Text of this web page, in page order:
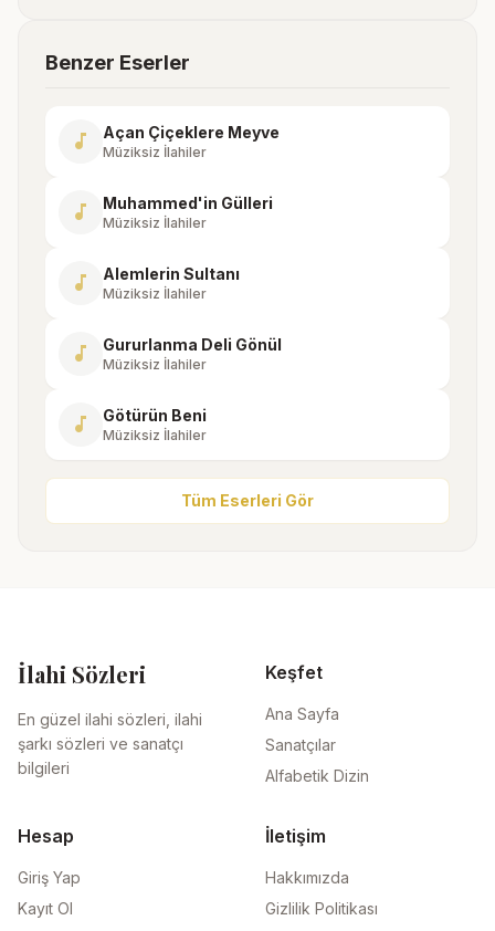
Benzer Eserler
music_note Açan Çiçeklere Meyve
Müziksiz İlahiler
music_note Muhammed'in Gülleri
Müziksiz İlahiler
music_note Alemlerin Sultanı
Müziksiz İlahiler
music_note Gururlanma Deli Gönül
Müziksiz İlahiler
music_note Götürün Beni
Müziksiz İlahiler
Tüm Eserleri Gör
İlahi Sözleri
En güzel ilahi sözleri, ilahi
şarkı sözleri ve sanatçı
bilgileri
Keşfet
Ana Sayfa
Sanatçılar
Alfabetik Dizin
Hesap
Giriş Yap
Kayıt Ol
İletişim
Hakkımızda
Gizlilik Politikası